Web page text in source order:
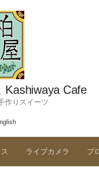
Kashiwaya Cafe
作りスイーツ
ライブカメラ ブ